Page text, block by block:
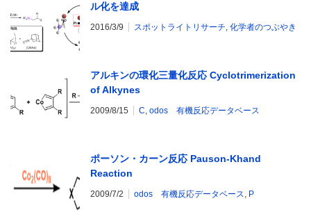
ル化を達成
2016/3/9 スポットライトリサーチ, 化学者のつぶやき
アルキンの環化三量化反応 Cyclotrimerization
of Alkynes
2009/8/15 C, odos 有機反応データベース
ポーソン・カーン反応 Pauson-Khand
Reaction
2009/7/2 odos 有機反応データベース, P